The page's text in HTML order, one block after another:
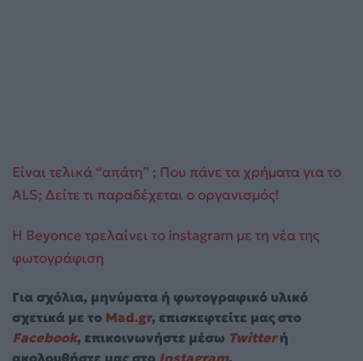
Είναι τελικά “απάτη” ; Που πάνε τα χρήματα για το
ALS; Δείτε τι παραδέχεται ο οργανισμός!
H Beyonce τρελαίνει το instagram με τη νέα της
φωτογράφιση
Για σχόλια, μηνύματα ή φωτογραφικό υλικό
σχετικά με το Mad.gr, επισκεφτείτε μας στο
Facebook, επικοινωνήστε μέσω Twitterή
ακολουθήστε μας στο Instagram.